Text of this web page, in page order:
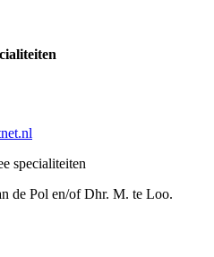
specialiteiten
de Pol en/of Dhr. M. te Loo.